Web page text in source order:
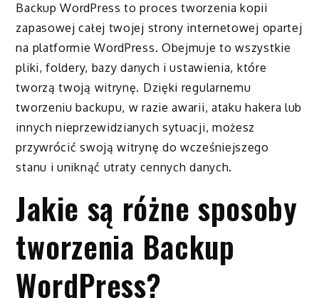
Backup WordPress to proces tworzenia kopii
zapasowej całej twojej strony internetowej opartej
na platformie WordPress. Obejmuje to wszystkie
pliki, foldery, bazy danych i ustawienia, które
tworzą twoją witrynę. Dzięki regularnemu
tworzeniu backupu, w razie awarii, ataku hakera lub
innych nieprzewidzianych sytuacji, możesz
przywrócić swoją witrynę do wcześniejszego
stanu i uniknąć utraty cennych danych.
Jakie są różne sposoby
tworzenia Backup
WordPress?